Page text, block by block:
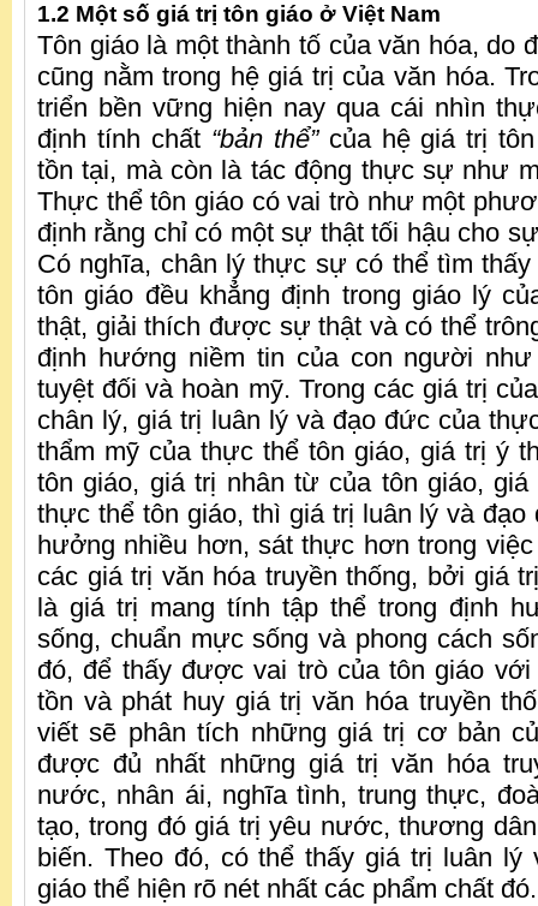
1.2 Một số giá trị tôn giáo ở Việt Nam
Tôn giáo là một thành tố của văn hóa, do
cũng nằm trong hệ giá trị của văn hóa.
triển bền vững hiện nay qua cái nhìn
định tính chất “bản thể”của hệ giá trị
tồn tại, mà còn là tác động thực sự như
Thực thể tôn giáo có vai trò như một
định rằng chỉ có một sự thật tối hậu cho
Có nghĩa, chân lý thực sự có thể tìm
tôn giáo đều khẳng định trong giáo lý
thật, giải thích được sự thật và có thể
định hướng niềm tin của con người
tuyệt đối và hoàn mỹ. Trong các giá trị
chân lý, giá trị luân lý và đạo đức của
thẩm mỹ của thực thể tôn giáo, giá trị ý
tôn giáo, giá trị nhân từ của tôn giáo, giá
thực thể tôn giáo, thì giá trị luân lý và
hưởng nhiều hơn, sát thực hơn trong
các giá trị văn hóa truyền thống, bởi giá
là giá trị mang tính tập thể trong định
sống, chuẩn mực sống và phong cách
đó, để thấy được vai trò của tôn giáo
tồn và phát huy giá trị văn hóa truyền
viết sẽ phân tích những giá trị cơ bản
được đủ nhất những giá trị văn hóa
nước, nhân ái, nghĩa tình, trung thực,
tạo, trong đó giá trị yêu nước, thương
biến. Theo đó, có thể thấy giá trị luân lý
giáo thể hiện rõ nét nhất các phẩm chất đó.